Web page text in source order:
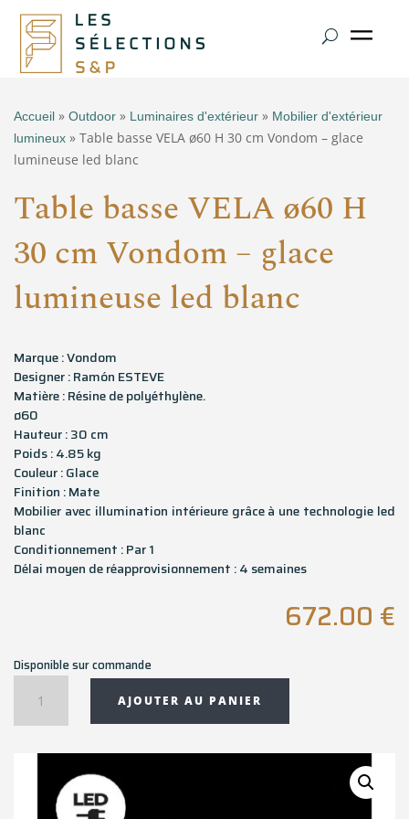
Accueil » Outdoor » Luminaires d'extérieur » Mobilier d'extérieur
lumineux » Table basse VELA ø60 H 30 cm Vondom – glace
lumineuse led blanc
Table basse VELA ø60 H
30 cm Vondom – glace
lumineuse led blanc
Marque : Vondom
Designer : Ramón ESTEVE
Matière : Résine de polyéthylène.
ø60
Hauteur : 30 cm
Poids : 4.85 kg
Couleur : Glace
Finition : Mate
Mobilier avec illumination intérieure grâce à une technologie led
blanc
Conditionnement : Par 1
Délai moyen de réapprovisionnement : 4 semaines
672.00 €
Disponible sur commande
Table
AJOUTER AU PANIER